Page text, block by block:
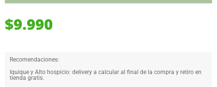
$9.990
Recomendaciones:
Iquique y Alto hospicio: delivery a calcular al final de la compra y retiro en
tienda gratis.